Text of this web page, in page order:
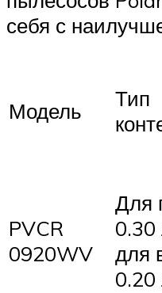
себя с
Модель
Тип
PVCR
0920WV
Для
0.30
для
0.20